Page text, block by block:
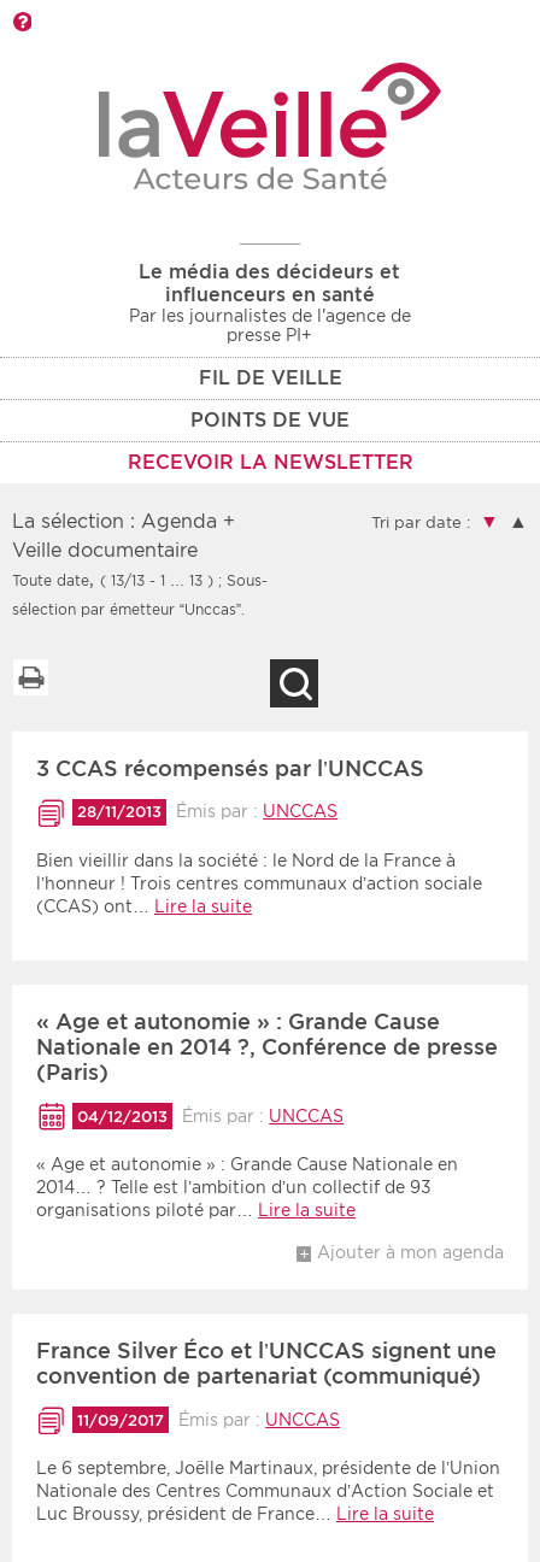
Le média des décideurs et
influenceurs en santé
Par les journalistes de l'agence de
presse PI+
FIL DE VEILLE
POINTS DE VUE
RECEVOIR LA NEWSLETTER
Communiqués des 10
Recherche par mots clés
Rendez-vous
Sanitaire
Médico-social
Choisir une date de débutChoisir une date de finChronologique
La sélection : Agenda +
Veille documentaire
Toute date, ( 13/13 - 1 … 13 ) ; Sous-
sélection par émetteur “Unccas”.
Tri par date : ▼ ▲
3 CCAS récompensés par l’UNCCAS
28/11/2013 Émis par : UNCCAS
Bien vieillir dans la société : le Nord de la France à
l’honneur ! Trois centres communaux d’action sociale
(CCAS) ont…
Lire la suite
« Age et autonomie » : Grande Cause
Nationale en 2014 ?, Conférence de presse
(Paris)
04/12/2013 Émis par : UNCCAS
« Age et autonomie » : Grande Cause Nationale en
2014… ? Telle est l’ambition d’un collectif de 93
organisations piloté par…
Lire la suite
Ajouter à mon agenda
France Silver Éco et l’UNCCAS signent une
convention de partenariat (communiqué)
11/09/2017 Émis par : UNCCAS
Le 6 septembre, Joëlle Martinaux, présidente de l’Union
Nationale des Centres Communaux d’Action Sociale et
Luc Broussy, président de France… Lire la suite